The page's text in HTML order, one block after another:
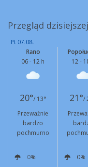
Przegląd
Pt 07.08.
Rano
06 - 12 h
12 -
20°/ 13° 21°/
Przeważnie
bardzo
pochmurno
0% 0%